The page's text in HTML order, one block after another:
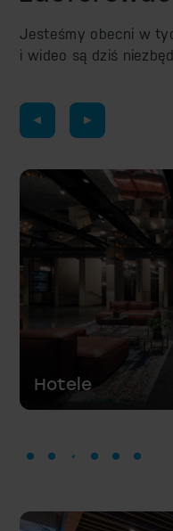
Jesteśmy obecni w
i wideo są dziś
Muzea